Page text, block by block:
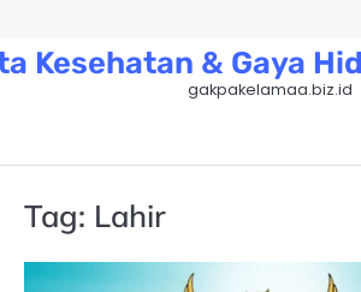
content
Kesehatan & Gaya
gakpakelamaa.biz.id
Tag: Lahir